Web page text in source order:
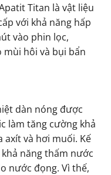
Titan là vật liệu
với khả năng hấp
vào phin lọc,
mùi hôi và bụi bẩn
dàn nóng được
làm tăng cường khả
axít và hơi muối. Kế
năng thấm nước
nước đọng. Vì thế,